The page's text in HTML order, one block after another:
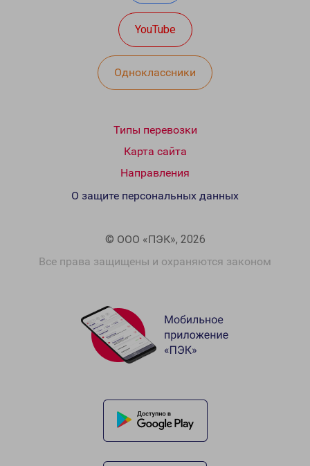
YouTube
Одноклассники
Типы перевозки
Карта сайта
Направления
© ООО «ПЭК», 2026
Все права защищены и охраняются законом
О защите персональных данных